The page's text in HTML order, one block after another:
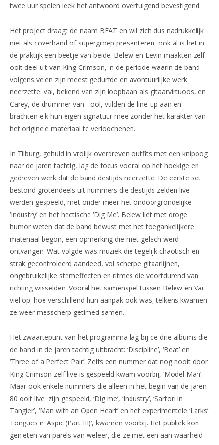
twee uur spelen leek het antwoord overtuigend bevestigend.
Het project draagt de naam BEAT en wil zich dus nadrukkelijk
niet als coverband of supergroep presenteren, ook al is het in
de praktijk een beetje van beide. Belew en Levin maakten zelf
ooit deel uit van King Crimson, in de periode waarin de band
volgens velen zijn meest gedurfde en avontuurlijke werk
neerzette. Vai, bekend van zijn loopbaan als gitaarvirtuoos, en
Carey, de drummer van Tool, vulden de line-up aan en
brachten elk hun eigen signatuur mee zonder het karakter van
het originele materiaal te verloochenen.
In Tilburg, gehuld in vrolijk overdreven outfits met een knipoog
naar de jaren tachtig, lag de focus vooral op het hoekige en
gedreven werk dat de band destijds neerzette. De eerste set
bestond grotendeels uit nummers die destijds zelden live
werden gespeeld, met onder meer het ondoorgrondelijke
‘Industry’ en het hectische ‘Dig Me’. Belew liet met droge
humor weten dat de band bewust met het toegankelijkere
materiaal begon, een opmerking die met gelach werd
ontvangen. Wat volgde was muziek die tegelijk chaotisch en
strak gecontroleerd aandeed, vol scherpe gitaarlijnen,
ongebruikelijke stemeffecten en ritmes die voortdurend van
richting wisselden. Vooral het samenspel tussen Belew en Vai
viel op: hoe verschillend hun aanpak ook was, telkens kwamen
ze weer messcherp getimed samen.
Het zwaartepunt van het programma lag bij de drie albums die
de band in de jaren tachtig uitbracht: ‘Discipline’, ‘Beat’ en
‘Three of a Perfect Pair’. Zelfs een nummer dat nog nooit door
King Crimson zelf live is gespeeld kwam voorbij, ‘Model Man’.
Maar ook enkele nummers die alleen in het begin van de jaren
80 ooit live zijn gespeeld, ‘Dig me’, ‘Industry’, ‘Sartori in
Tangier’, ‘Man with an Open Heart’ en het experimentele ‘Larks’
Tongues in Aspic (Part III)’, kwamen voorbij. Het publiek kon
genieten van parels van weleer, die ze met een aan waarheid